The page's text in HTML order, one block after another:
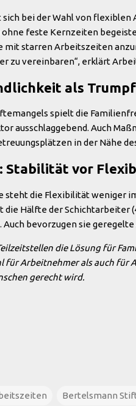
sich bei der Wahl von
feste Kernzeiten
mit starren Arbeitszeiten
zu vereinbaren“, erklärt
als
spielt die
ausschlaggebend. Auch
in der Nähe
Stabilität vor
steht die Flexibilität weniger
die Hälfte der Schichtarbeiter
Auch bevorzugen sie
die Lösung für
für Arbeitnehmer als auch für
gerecht wird.
Bertelsmann